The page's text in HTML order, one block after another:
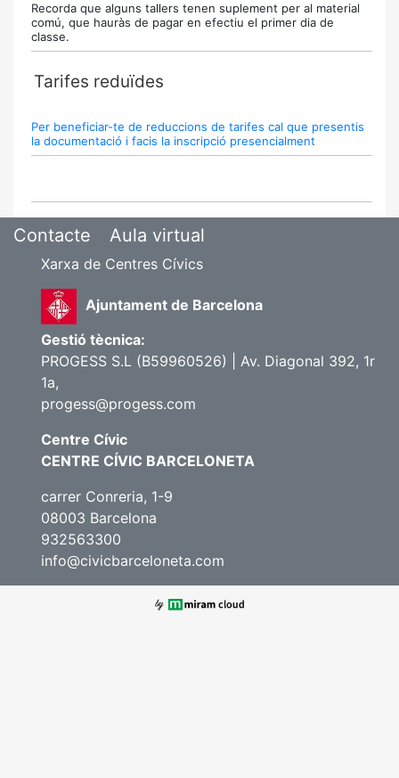
Recorda que alguns tallers tenen suplement per al material
comú, que hauràs de pagar en efectiu el primer dia de
classe.
Tarifes reduïdes
Per beneficiar-te de reduccions de tarifes cal que presentis
la documentació i facis la inscripció presencialment
Contacte Aula virtual
Xarxa de Centres Cívics
Ajuntament de Barcelona
Gestió tècnica:
PROGESS S.L (B59960526) | Av. Diagonal 392, 1r
1a,
progess@progess.com
Centre Cívic
CENTRE CÍVIC BARCELONETA
carrer Conreria, 1-9
08003 Barcelona
932563300
info@civicbarceloneta.com